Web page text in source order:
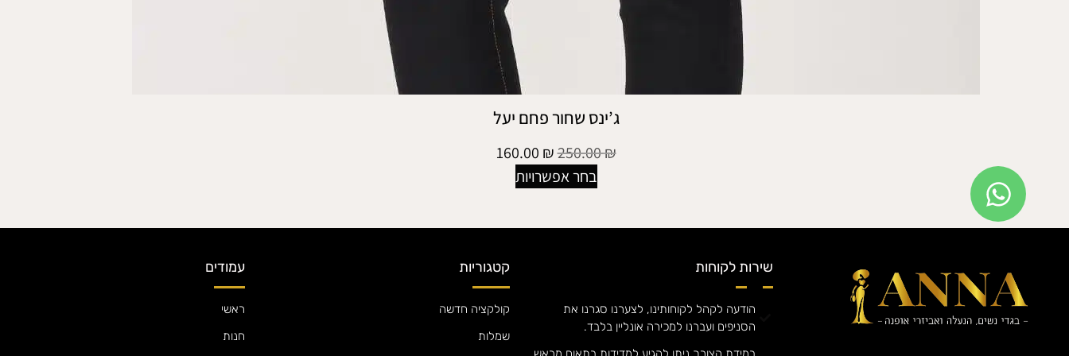
ג’ינס שחור פחם יעל
250.00₪
160.00 ₪
בחר אפשרויות
שירות לקוחות
הודעה לקהל לקוחותינו, לצערנו סגרנו את
הסניפים ועברנו למכירה אונליין בלבד.
קטגוריות
קולקציה חדשה
שמלות
עמודים
ראשי
חנות